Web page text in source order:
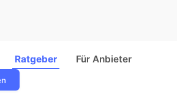
Ratgeber Für Anbieter